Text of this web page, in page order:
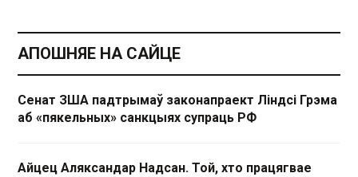
АПОШНЯЕ НА САЙЦЕ
Сенат ЗША падтрымаў законапраект Ліндсі Грэма
аб «пякельных» санкцыях супраць РФ
Айцец Аляксандар Надсан. Той, хто працягвае